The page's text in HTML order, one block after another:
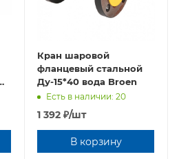
Кран шаровой
фланцевый стальной
Ду-15*40 вода Broen
Есть в наличии: 20
1 392 ₽/шт
В корзину